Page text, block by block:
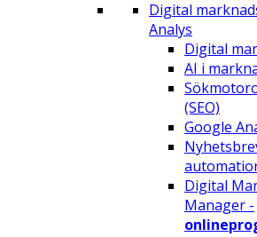
Digital
Analys
Digital
AI i
(SEO)
Google
Digital
Manager -